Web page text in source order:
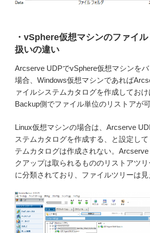
・vSphere仮想マシンのファイ
扱いの違い
Arcserve UDPでvSphere仮想マシンを
場合、Windows仮想マシンであれば
ァイルシステムカタログを作成してお
Backup側でファイル単位のリストアが可
Linux仮想マシンの場合は、Arcserve
ステムカタログを作成する、と設定し
テムカタログは作成されない。
クアップは取られるもののリストアツ
に分類されており、ファイルツリーは見